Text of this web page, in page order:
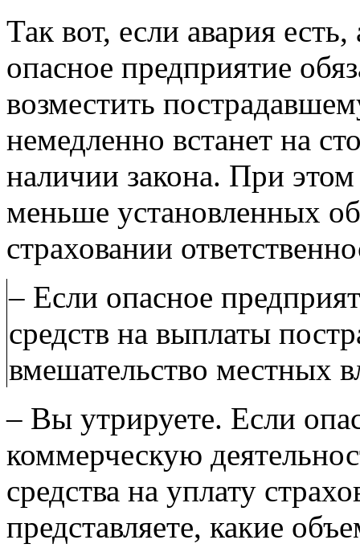
Так вот, если авария
опасное предприятие
возместить
немедленно встанет на
наличии закона. При
меньше установленных
страховании
– Если опасное
средств на выплаты
вмешательство местных
– Вы утрируете. Если
коммерческую
средства на уплату
представляете, какие